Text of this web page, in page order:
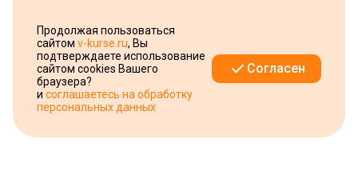
Продолжая пользоваться
сайтом v-kurse.ru, Вы
подтверждаете использование
сайтом cookies Вашего
браузера?
и соглашаетесь на обработку
персональных данных
Согласен